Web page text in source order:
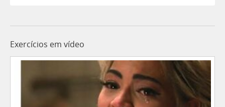
Exercícios em vídeo